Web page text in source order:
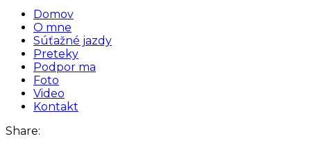
Domov
O mne
Súťažné jazdy
Preteky
Podpor ma
Foto
Video
Kontakt
Share: